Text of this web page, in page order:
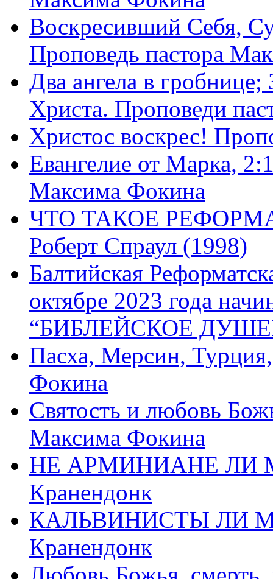
Воскресивший Себя,
Проповедь пастора
Два ангела в
Христа. Проповеди
Христос воскрес!
Евангелие от Марка,
Максима Фокина
ЧТО ТАКОЕ
Роберт Спраул (1998)
Балтийская
октябре 2023 года
“БИБЛЕЙСКОЕ
Пасха, Мерсин,
Фокина
Святость и любовь
Максима Фокина
НЕ АРМИНИАНЕ ЛИ
Кранендонк
КАЛЬВИНИСТЫ ЛИ
Кранендонк